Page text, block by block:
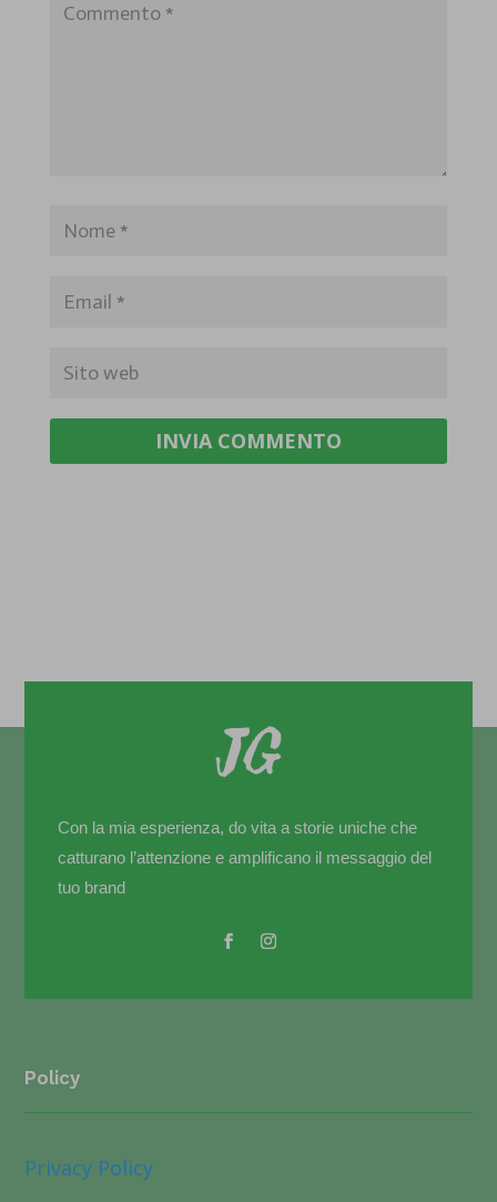
INVIA COMMENTO
Con la mia esperienza, do vita a storie uniche che
catturano l’attenzione e amplificano il messaggio del
tuo brand
Policy
Privacy Policy